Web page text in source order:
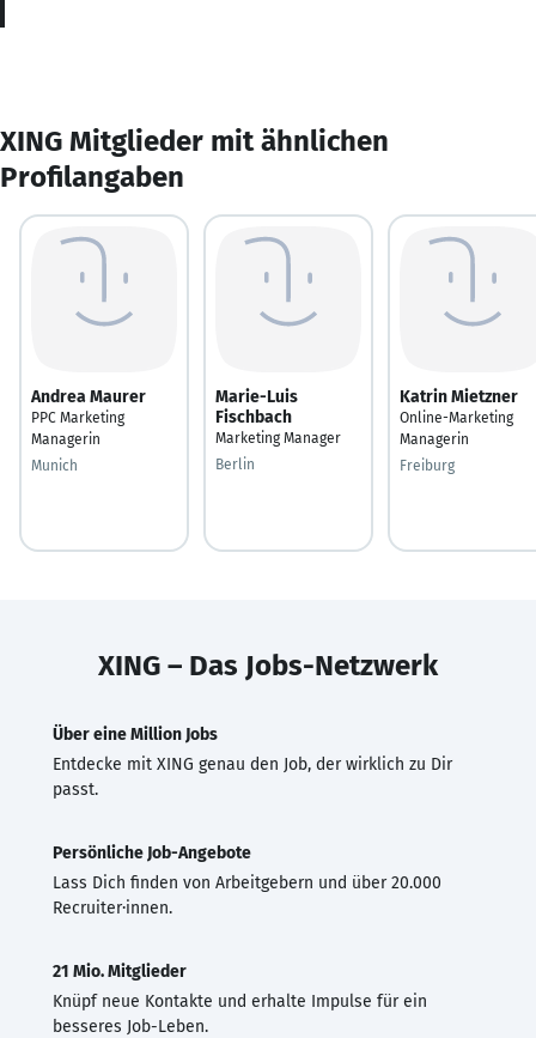
XING Mitglieder mit ähnlichen
Profilangaben
Andrea Maurer
PPC Marketing
Managerin
Munich
Marie-Luis
Fischbach
Marketing Manager
Berlin
Katrin Mietzner
Online-Marketing
Managerin
Freiburg
XING – Das Jobs-Netzwerk
Über eine Million Jobs
Entdecke mit XING genau den Job, der wirklich zu Dir
passt.
Persönliche Job-Angebote
Lass Dich finden von Arbeitgebern und über 20.000
Recruiter·innen.
21 Mio. Mitglieder
Knüpf neue Kontakte und erhalte Impulse für ein
besseres Job-Leben.